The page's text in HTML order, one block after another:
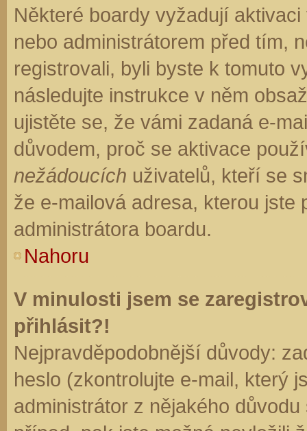
Některé boardy vyžadují
nebo administrátorem před tím,
registrovali, byli byste k tomuto
následujte instrukce v něm
ujistěte se, že vámi zadaná e-
důvodem, proč se aktivace
nežádoucích uživatelů, kteří se
že e-mailová adresa, kterou jste
administrátora boardu.
Nahoru
V minulosti jsem se
přihlásit?!
Nejpravděpodobnější důvody:
heslo (zkontrolujte e-mail, který
administrátor z nějakého